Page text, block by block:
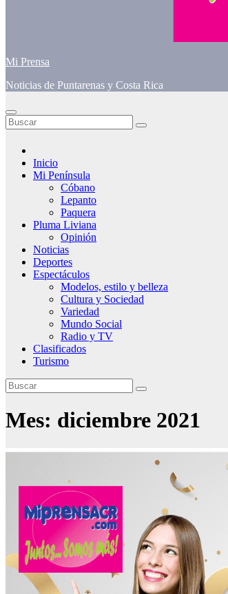
Mi Prensa
Noticias de Puntarenas y Costa Rica
Inicio
Mi Península
Cóbano
Lepanto
Paquera
Pluma Liviana
Opinión
Noticias
Deportes
Espectáculos
Modelos, estilo y belleza
Cultura y Sociedad
Variedad
Mundo Social
Radio y TV
Clasificados
Turismo
Mes: diciembre 2021